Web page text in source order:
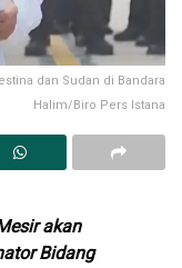
dan Sudan di Bandara
Halim/Biro Pers Istana
akan
Bidang